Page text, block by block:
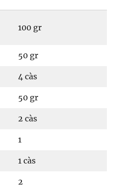
100 gr
50 gr
4 càs
50 gr
2 càs
1
1 càs
2